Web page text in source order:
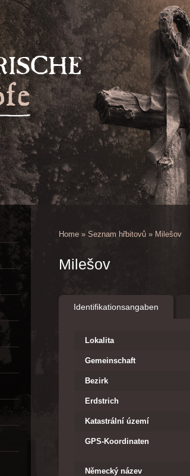
Home » Seznam hřbitovů »Milešov
Milešov
Identifikationsangaben
Lokalita
Gemeinschaft
Bezirk
Erdstrich
Katastrální území
GPS-Koordinaten
Německý název